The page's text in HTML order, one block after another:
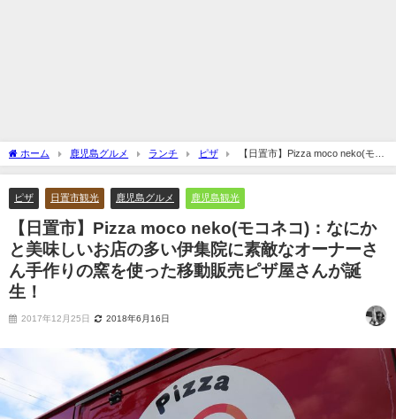
ホーム 鹿児島グルメ ランチ ピザ
【日置市】Pizza moco neko(モコ
ネコ)：なにかと美味しいお店の多い伊集院に素敵なオーナーさん手作りの窯を使った
ピザ
日置市観光 鹿児島グルメ 鹿児島観光
【日置市】Pizza moco neko(モコネコ)：なにか
と美味しいお店の多い伊集院に素敵なオーナーさ
ん手作りの窯を使った移動販売ピザ屋さんが誕
生！
2017年12月25日 2018年6月16日